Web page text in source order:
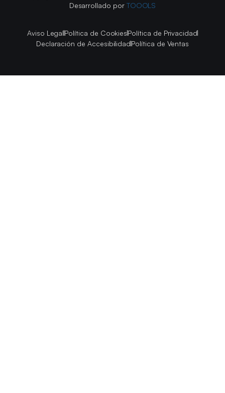
Desarrollado por TOOOLS
Aviso LegalPolítica de CookiesPolítica de Privacidad
Declaración de AccesibilidadPolítica de Ventas